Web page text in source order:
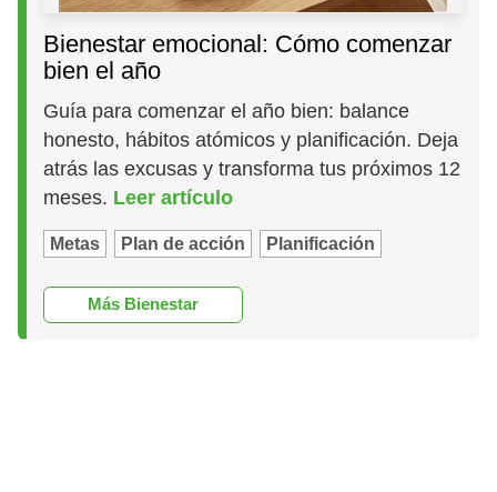
Bienestar emocional: Cómo comenzar
bien el año
Guía para comenzar el año bien: balance
honesto, hábitos atómicos y planificación. Deja
atrás las excusas y transforma tus próximos 12
meses. Leer artículo
Metas Plan de acción Planificación
Más Bienestar